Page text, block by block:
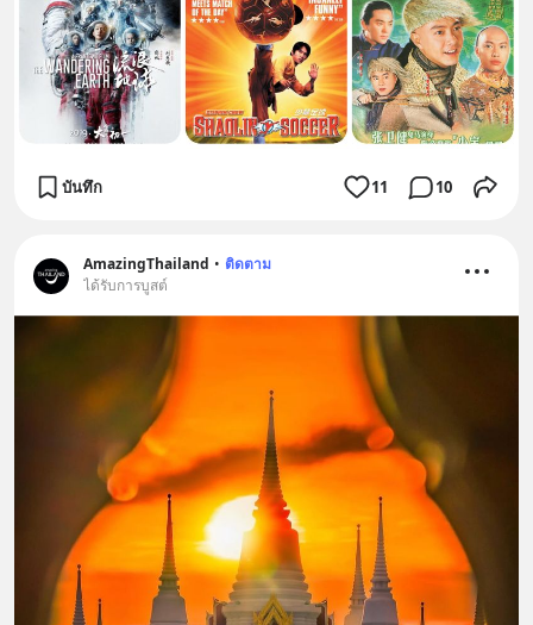
บันทึก 11 10
AmazingThailand • ติดตาม
ได้รับการบูสต์